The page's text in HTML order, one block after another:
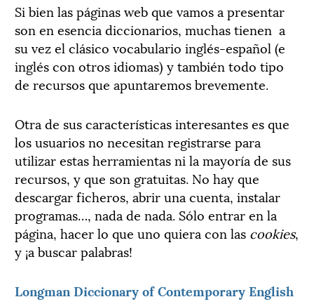
Si bien las páginas web que vamos a presentar
son en esencia diccionarios, muchas tienen a
su vez el clásico vocabulario inglés-español (e
inglés con otros idiomas) y también todo tipo
de recursos que apuntaremos brevemente.
Otra de sus características interesantes es que
los usuarios no necesitan registrarse para
utilizar estas herramientas ni la mayoría de sus
recursos, y que son gratuitas. No hay que
descargar ficheros, abrir una cuenta, instalar
programas…, nada de nada. Sólo entrar en la
página, hacer lo que uno quiera con las cookies,
y ¡a buscar palabras!
Longman Diccionary of Contemporary English